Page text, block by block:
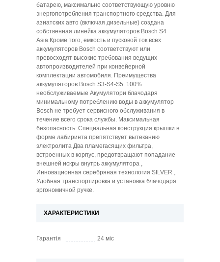
батарею, максимально соответствующую уровню
энергопотребления транспортного средства. Для
азиатских авто (включая дизельные) создана
собственная линейка аккумуляторов Bosch S4
Asia.Кроме того, емкость и пусковой ток всех
аккумуляторов Bosch соответствуют или
превосходят высокие требования ведущих
автопроизводителей при конвейерной
комплектации автомобиля. Преимущества
аккумуляторов Bosch S3-S4-S5: 100%
необслуживаемые Акумулятори блачодаря
минимальному потреблению воды в аккумулятор
Bosch не требует сервисного обслуживания в
течение всего срока службы. Максимальная
безопасность: Специальная конструкция крышки в
форме лабиринта препятствует вытеканию
электролита Два пламегасящих фильтра,
встроенных в корпус, предотвращают попадание
внешней искры внутрь аккумулятора ,
Инновационная серебряная технология SILVER ,
Удобная транспортировка и установка блачодаря
эргономичной ручке.
ХАРАКТЕРИСТИКИ
Гарантія 24 мic